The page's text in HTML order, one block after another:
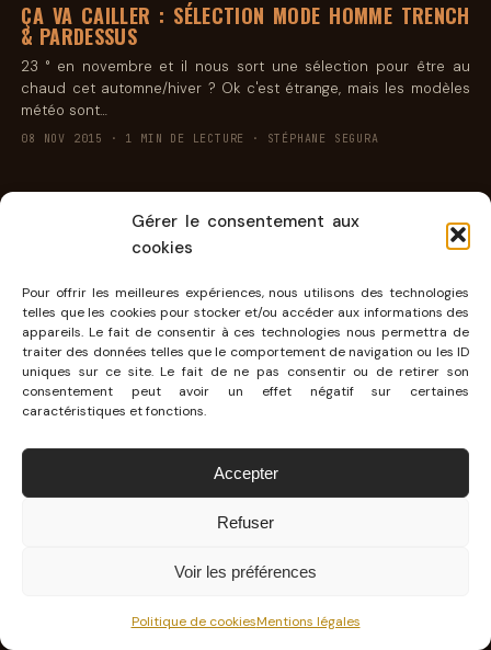
Gérer le consentement aux
cookies
Pour offrir les meilleures expériences, nous utilisons des technologies
telles que les cookies pour stocker et/ou accéder aux informations des
appareils. Le fait de consentir à ces technologies nous permettra de
traiter des données telles que le comportement de navigation ou les ID
uniques sur ce site. Le fait de ne pas consentir ou de retirer son
consentement peut avoir un effet négatif sur certaines
caractéristiques et fonctions.
Accepter
Refuser
Voir les préférences
Politique de cookiesMentions légales
ÇA VA CAILLER : SÉLECTION MODE HOMME TRENCH
& PARDESSUS
23 ° en novembre et il nous sort une sélection pour être au
chaud cet automne/hiver ? Ok c'est étrange, mais les modèles
météo sont…
08 NOV 2015 · 1 MIN DE LECTURE · STÉPHANE SEGURA
FANTASTISCH MUSÉE PORSCHE
votre garage en plastique avec sa station de lavage, son atelier,
sa vitrine, dans laquelle…